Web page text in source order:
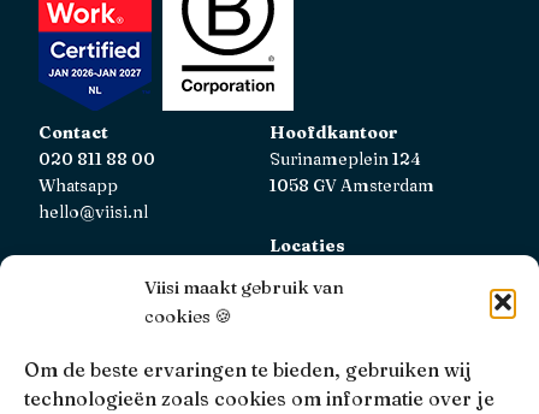
Viisi maakt gebruik van
cookies 🍪
Om de beste ervaringen te bieden, gebruiken wij
technologieën zoals cookies om informatie over je
Contact
020 811 88 00
Whatsapp
hello@viisi.nl
Hoofdkantoor
Surinameplein 124
1058 GV Amsterdam
Locaties
Viisi Hypotheken is geregistreerd bij de AFM.
Registratienummer: 12039833